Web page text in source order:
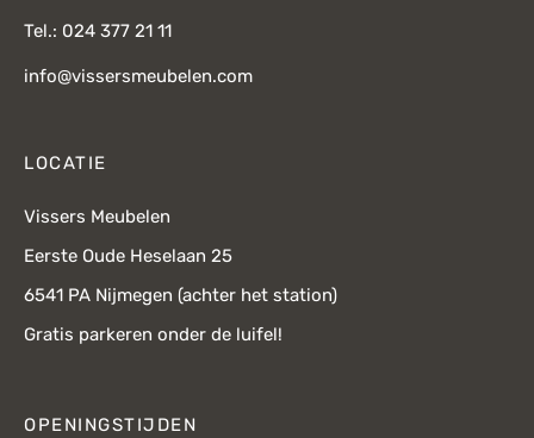
Tel.: 024 377 21 11
info@vissersmeubelen.com
LOCATIE
Vissers Meubelen
Eerste Oude Heselaan 25
6541 PA Nijmegen (achter het station)
Gratis parkeren onder de luifel!
OPENINGSTIJDEN